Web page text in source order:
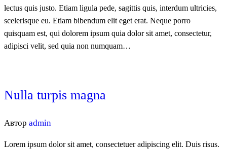
lectus quis justo. Etiam ligula pede, sagittis quis, interdum ultricies,
scelerisque eu. Etiam bibendum elit eget erat. Neque porro
quisquam est, qui dolorem ipsum quia dolor sit amet, consectetur,
adipisci velit, sed quia non numquam…
Nulla turpis magna
Автор admin
Lorem ipsum dolor sit amet, consectetuer adipiscing elit. Duis risus.